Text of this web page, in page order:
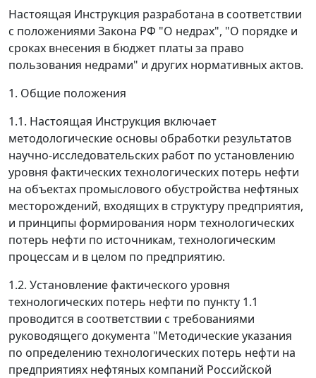
Настоящая Инструкция разработана в соответствии
с положениями Закона РФ "О недрах", "О порядке и
сроках внесения в бюджет платы за право
пользования недрами" и других нормативных актов.
1. Общие положения
1.1. Настоящая Инструкция включает
методологические основы обработки результатов
научно-исследовательских работ по установлению
уровня фактических технологических потерь нефти
на объектах промыслового обустройства нефтяных
месторождений, входящих в структуру предприятия,
и принципы формирования норм технологических
потерь нефти по источникам, технологическим
процессам и в целом по предприятию.
1.2. Установление фактического уровня
технологических потерь нефти по пункту 1.1
проводится в соответствии с требованиями
руководящего документа "Методические указания
по определению технологических потерь нефти на
предприятиях нефтяных компаний Российской